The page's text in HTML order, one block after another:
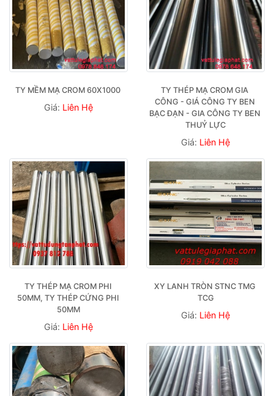
TY MỀM MẠ CROM 60X1000
Giá: Liên Hệ
TY THÉP MẠ CROM GIA
CÔNG - GIÁ CÔNG TY BEN
BẠC ĐẠN - GIA CÔNG TY BEN
THUỶ LỰC
Giá: Liên Hệ
TY THÉP MẠ CROM PHI
50MM, TY THÉP CỨNG PHI
50MM
Giá: Liên Hệ
XY LANH TRÒN STNC TMG
TCG
Giá: Liên Hệ